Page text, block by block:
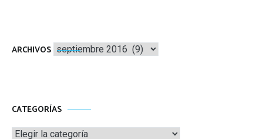
ARCHIVOS Archivos
CATEGORÍAS
Categorías